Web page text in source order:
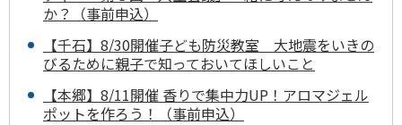
か？（事前申込）
【千石】8/30開催子ども防災教室 大地震をいきの
びるために親子で知っておいてほしいこと
【本郷】8/11開催 香りで集中力UP！アロマジェル
ポットを作ろう！（事前申込）